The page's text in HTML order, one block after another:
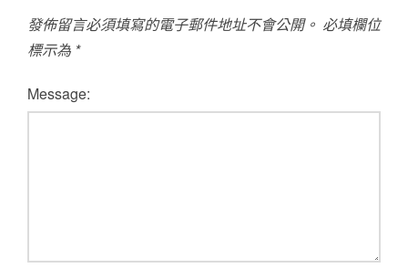
發佈留言必須填寫的電子郵件地址不會公開。 必填欄位
標示為 *
Message: